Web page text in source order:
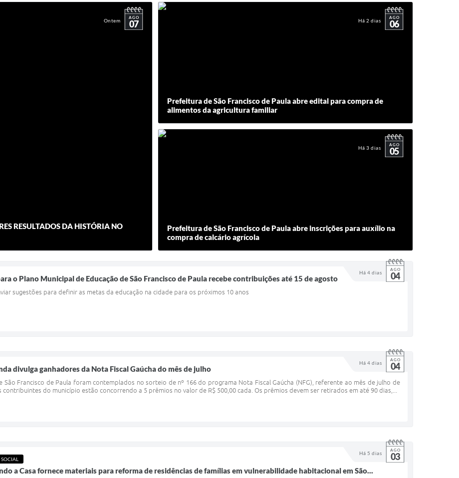
Ontem AGO
07
RESULTADOS DA HISTÓRIA NO
Há 2 dias AGO
06
Prefeitura de São Francisco de Paula abre edital para compra de
alimentos da agricultura familiar
Há 3 dias AGO
05
Prefeitura de São Francisco de Paula abre inscrições para auxílio na
compra de calcário agrícola
Há 4 dias AGO
04
o Plano Municipal de Educação de São Francisco de Paula recebe contribuições até 15 de agosto
sugestões para definir as metas da educação na cidade para os próximos 10 anos
Há 4 dias AGO
04
divulga ganhadores da Nota Fiscal Gaúcha do mês de julho
São Francisco de Paula foram contemplados no sorteio de nº 166 do programa Nota Fiscal Gaúcha (NFG), referente ao mês de julho de
contribuintes do município estão concorrendo a 5 prêmios no valor de R$ 500,00 cada. Os prêmios devem ser retirados em até 90 dias,...
Há 5 dias AGO
03
a Casa fornece materiais para reforma de residências de famílias em vulnerabilidade habitacional em São...